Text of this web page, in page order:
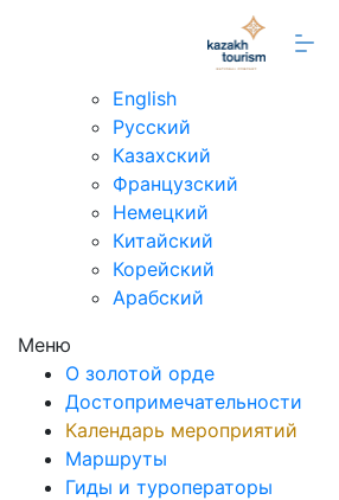
English
Русский
Казахский
Французский
Немецкий
Китайский
Корейский
Арабский
Меню
О золотой орде
Достопримечательности
Календарь мероприятий
Маршруты
Гиды и туроператоры